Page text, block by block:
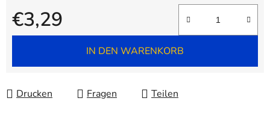
€3,29
Verkaufspreis:
IN DEN WARENKORB
Drucken Fragen Teilen